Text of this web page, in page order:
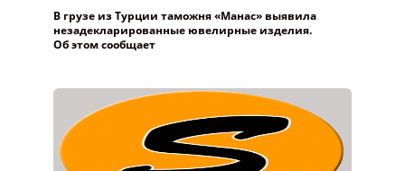
В грузе из Турции таможня «Манас» выявила
незадекларированные ювелирные изделия.
Об этом сообщает